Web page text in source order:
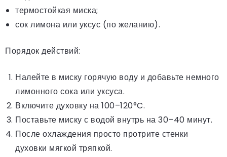
термостойкая миска;
сок лимона или уксус (по желанию).
Порядок действий:
Налейте в миску горячую воду и добавьте немного
лимонного сока или уксуса.
Включите духовку на 100–120°C.
Поставьте миску с водой внутрь на 30–40 минут.
После охлаждения просто протрите стенки
духовки мягкой тряпкой.